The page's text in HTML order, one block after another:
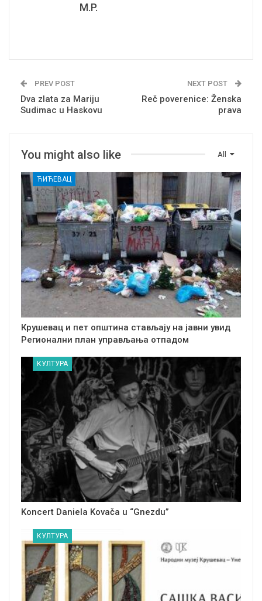
M.P.
PREV POST
Dva zlata za Mariju
Sudimac u Haskovu
NEXT POST
Reč poverenice: Ženska
prava
All
You might also like
ЋИЋЕВАЦ
Крушевац и пет општина стављају на јавни увид
Регионални план управљања отпадом
КУЛТУРА
Koncert Daniela Kovača u “Gnezdu”
КУЛТУРА